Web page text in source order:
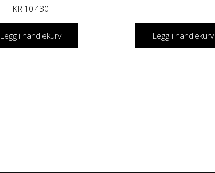
KR10.430
Legg i handlekurv Legg i handlekurv